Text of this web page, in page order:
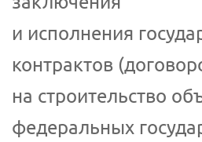
и исполнения
контрактов
на строительство
федеральных